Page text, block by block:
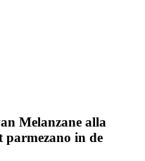
Melanzane alla
in de